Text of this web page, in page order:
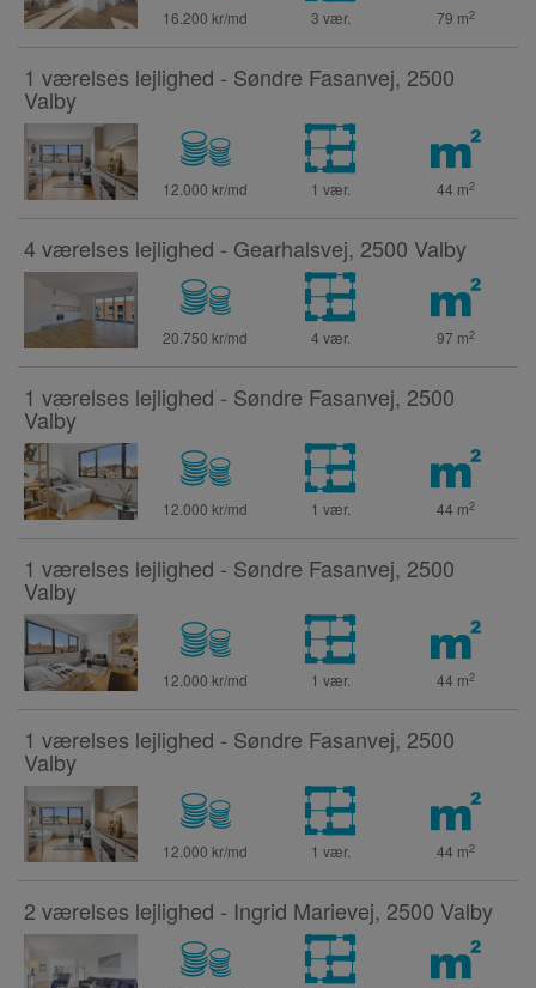
16.200 kr/md 3 vær. 79 m2
1 værelses lejlighed - Søndre Fasanvej, 2500
Valby
12.000 kr/md 1 vær. 44 m2
4 værelses lejlighed - Gearhalsvej, 2500 Valby
20.750 kr/md 4 vær. 97 m2
1 værelses lejlighed - Søndre Fasanvej, 2500
Valby
12.000 kr/md 1 vær. 44 m2
1 værelses lejlighed - Søndre Fasanvej, 2500
Valby
12.000 kr/md 1 vær. 44 m2
1 værelses lejlighed - Søndre Fasanvej, 2500
Valby
12.000 kr/md 1 vær. 44 m2
2 værelses lejlighed - Ingrid Marievej, 2500 Valby